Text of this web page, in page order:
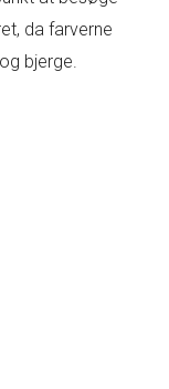
da farverne
bjerge.